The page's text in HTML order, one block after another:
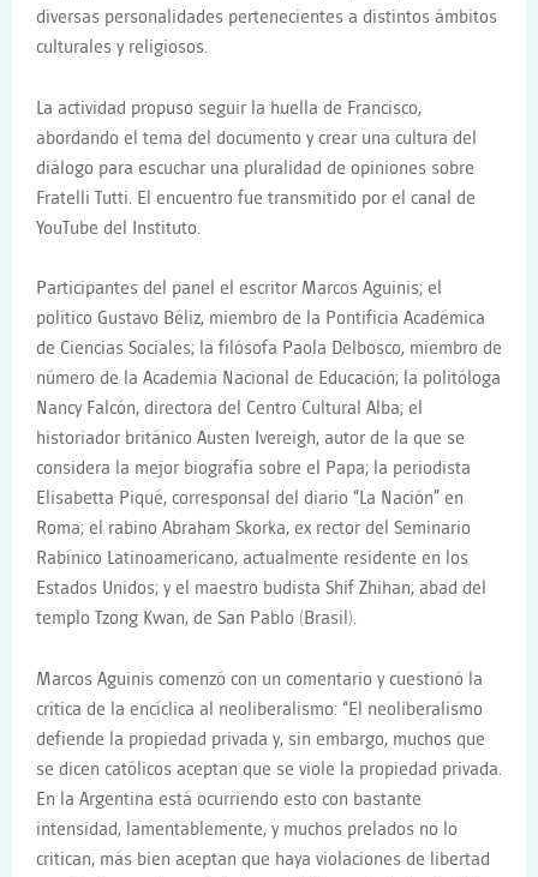
diversas personalidades pertenecientes a distintos ámbitos
culturales y religiosos.
La actividad propuso seguir la huella de Francisco,
abordando el tema del documento y crear una cultura del
diálogo para escuchar una pluralidad de opiniones sobre
Fratelli Tutti. El encuentro fue transmitido por el canal de
YouTube del Instituto.
Participantes del panel el escritor Marcos Aguinis; el
político Gustavo Béliz, miembro de la Pontificia Académica
de Ciencias Sociales; la filósofa Paola Delbosco, miembro de
número de la Academia Nacional de Educación; la politóloga
Nancy Falcón, directora del Centro Cultural Alba; el
historiador británico Austen Ivereigh, autor de la que se
considera la mejor biografía sobre el Papa; la periodista
Elisabetta Piqué, corresponsal del diario “La Nación” en
Roma; el rabino Abraham Skorka, ex rector del Seminario
Rabínico Latinoamericano, actualmente residente en los
Estados Unidos; y el maestro budista Shif Zhihan, abad del
templo Tzong Kwan, de San Pablo (Brasil).
Marcos Aguinis comenzó con un comentario y cuestionó la
crítica de la encíclica al neoliberalismo: “El neoliberalismo
defiende la propiedad privada y, sin embargo, muchos que
se dicen católicos aceptan que se viole la propiedad privada.
En la Argentina está ocurriendo esto con bastante
intensidad, lamentablemente, y muchos prelados no lo
critican, más bien aceptan que haya violaciones de libertad